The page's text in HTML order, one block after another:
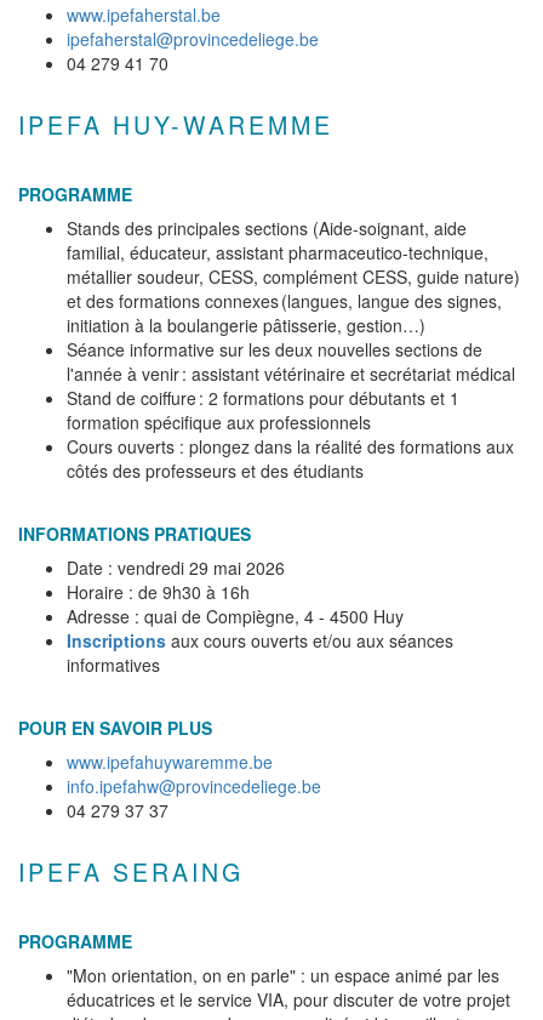
www.ipefaherstal.be
ipefaherstal@provincedeliege.be
04 279 41 70
IPEFA HUY-WAREMME
PROGRAMME
Stands des principales sections (Aide-soignant, aide
familial, éducateur, assistant pharmaceutico-technique,
métallier soudeur, CESS, complément CESS, guide nature)
et des formations connexes (langues, langue des signes,
initiation à la boulangerie pâtisserie, gestion…)
Séance informative sur les deux nouvelles sections de
l'année à venir : assistant vétérinaire et secrétariat médical
Stand de coiffure : 2 formations pour débutants et 1
formation spécifique aux professionnels
Cours ouverts : plongez dans la réalité des formations aux
côtés des professeurs et des étudiants
INFORMATIONS PRATIQUES
Date : vendredi 29 mai 2026
Horaire : de 9h30 à 16h
Adresse : quai de Compiègne, 4 - 4500 Huy
Inscriptions aux cours ouverts et/ou aux séances
informatives
POUR EN SAVOIR PLUS
www.ipefahuywaremme.be
info.ipefahw@provincedeliege.be
04 279 37 37
IPEFA SERAING
PROGRAMME
"Mon orientation, on en parle" : un espace animé par les
éducatrices et le service VIA, pour discuter de votre projet